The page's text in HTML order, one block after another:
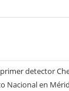
detector
Nacional en